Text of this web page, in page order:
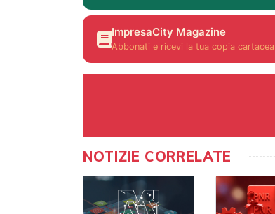
ImpresaCity Magazine
Abbonati e ricevi la tua copia cartacea
NOTIZIE CORRELATE